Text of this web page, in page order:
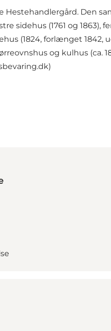
Hestehandlergård. Den
sidehus (1761 og
(1824, forlænget
og kulhus (ca.